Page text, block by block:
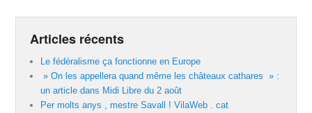
Articles récents
Le fédéralisme ça fonctionne en Europe
» On les appellera quand même les châteaux cathares » :
un article dans Midi Libre du 2 août
Per molts anys , mestre Savall ! VilaWeb . cat